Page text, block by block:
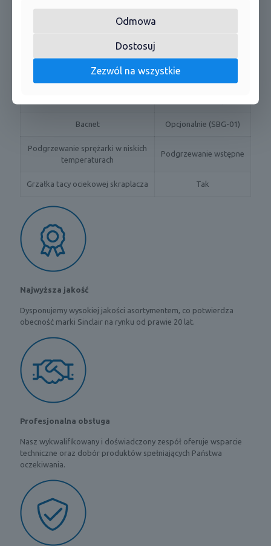
Bacnet Opcjonalnie (SBG-01)
Podgrzewanie sprężarki w niskich
temperaturach
Podgrzewanie wstępne
Grzałka tacy ociekowej skraplacza Tak
Najwyższa jakość
Dysponujemy wysokiej jakości asortymentem, co potwierdza
obecność marki Sinclair na rynku od prawie 20 lat.
Profesjonalna obsługa
Nasz wykwalifikowany i doświadczony zespół oferuje wsparcie
techniczne oraz dobór produktów spełniających Państwa
oczekiwania.
Odmowa
Dostosuj
Zezwól na wszystkie